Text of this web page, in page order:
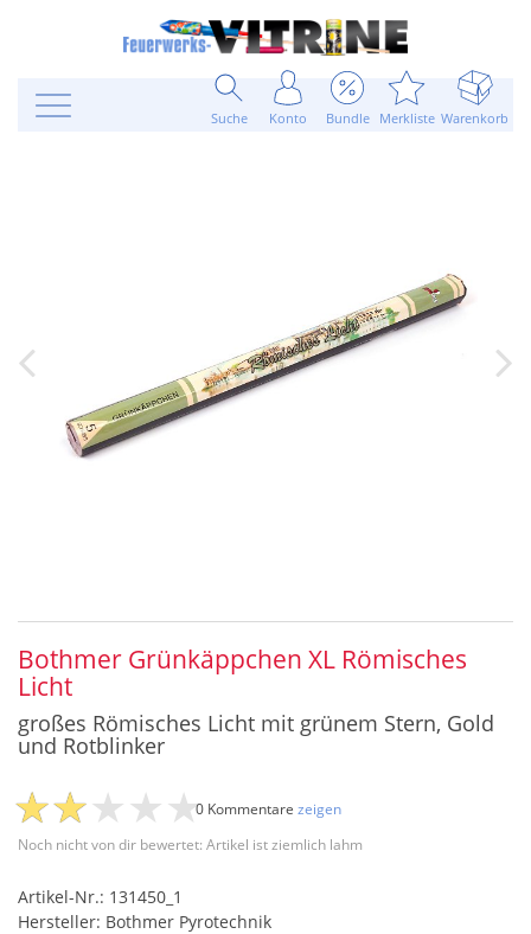
Suche Konto Bundle Merkliste Warenkorb
Bothmer Grünkäppchen XL Römisches
Licht
großes Römisches Licht mit grünem Stern, Gold
und Rotblinker
Noch nicht von dir bewertet: Artikel ist ziemlich lahm
0 Kommentare zeigen
Artikel-Nr.: 131450_1
Hersteller: Bothmer Pyrotechnik